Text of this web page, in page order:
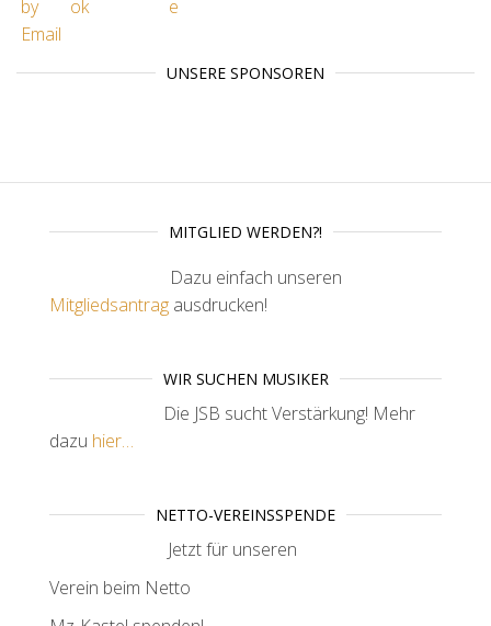
UNSERE SPONSOREN
MITGLIED WERDEN?!
Dazu einfach unseren
Mitgliedsantrag ausdrucken!
WIR SUCHEN MUSIKER
Die JSB sucht Verstärkung! Mehr
dazu hier…
NETTO-VEREINSSPENDE
Jetzt für unseren
Verein beim Netto